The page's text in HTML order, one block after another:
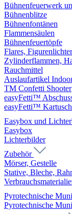
Bühnenfeuerwerk
Bühnenblitze
Bühnenfontänen
Flammensäulen
Bühnenfeuertöpfe
Flares, Figurenlichter
Zylinderflammen,
Rauchmittel
Auslaufartikel
TM Confetti Shooter
easyFetti™
easyFetti™
Easybox und
Easybox
Lichterbilder
Zubehör
Mörser, Gestelle
Stative, Bleche,
Pyrotechnische
Pyrotechnische